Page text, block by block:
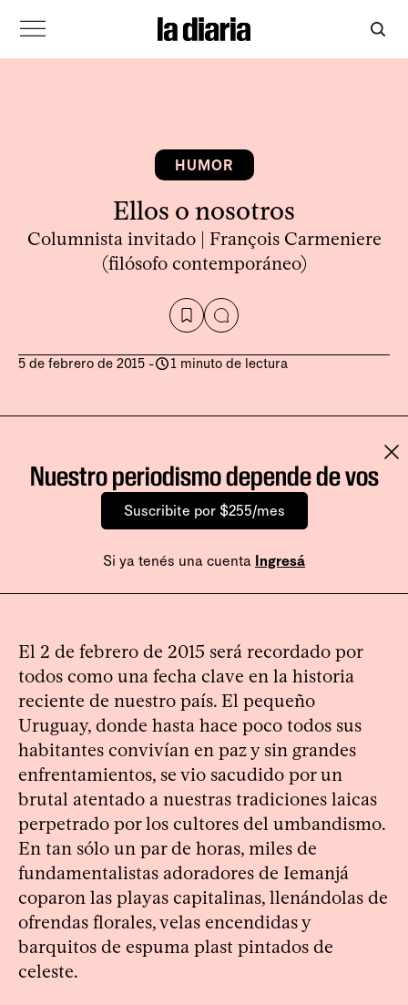
HUMOR
Ellos o nosotros
Columnista invitado | François Carmeniere
(filósofo contemporáneo)
5 de febrero de 2015 - 1 minuto de lectura
Nuestro periodismo depende de vos
Suscribite por $255/mes
Si ya tenés una cuenta Ingresá
El 2 de febrero de 2015 será recordado por
todos como una fecha clave en la historia
reciente de nuestro país. El pequeño
Uruguay, donde hasta hace poco todos sus
habitantes convivían en paz y sin grandes
enfrentamientos, se vio sacudido por un
brutal atentado a nuestras tradiciones laicas
perpetrado por los cultores del umbandismo.
En tan sólo un par de horas, miles de
fundamentalistas adoradores de Iemanjá
coparon las playas capitalinas, llenándolas de
ofrendas florales, velas encendidas y
barquitos de espuma plast pintados de
celeste.